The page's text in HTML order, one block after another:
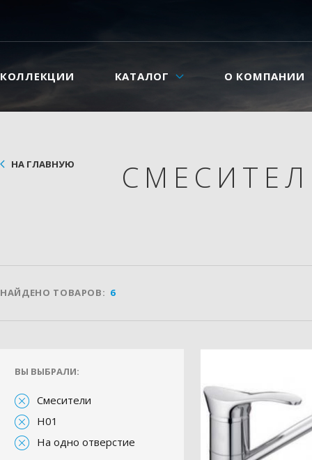
КОЛЛЕКЦИИ КАТАЛОГ О КОМПАНИИ
НА ГЛАВНУЮ
НАЙДЕНО ТОВАРОВ: 6
ВЫ ВЫБРАЛИ:
Смесители
H01
На одно отверстие